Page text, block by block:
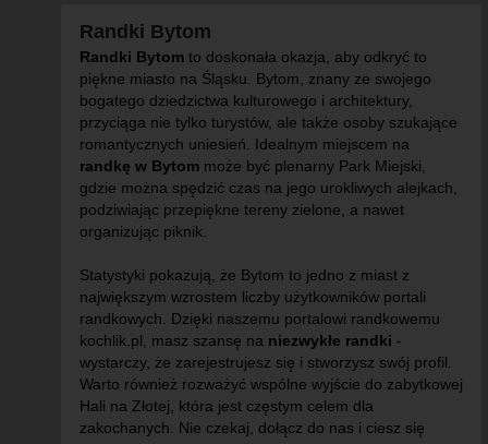
Randki Bytom
Randki Bytom to doskonała okazja, aby odkryć to
piękne miasto na Śląsku. Bytom, znany ze swojego
bogatego dziedzictwa kulturowego i architektury,
przyciąga nie tylko turystów, ale także osoby szukające
romantycznych uniesień. Idealnym miejscem na
randkę w Bytom może być plenarny Park Miejski,
gdzie można spędzić czas na jego urokliwych alejkach,
podziwiając przepiękne tereny zielone, a nawet
organizując piknik.
Statystyki pokazują, że Bytom to jedno z miast z
największym wzrostem liczby użytkowników portali
randkowych. Dzięki naszemu portalowi randkowemu
kochlik.pl, masz szansę na niezwykłe randki -
wystarczy, że zarejestrujesz się i stworzysz swój profil.
Warto również rozważyć wspólne wyjście do zabytkowej
Hali na Złotej, która jest częstym celem dla
zakochanych. Nie czekaj, dołącz do nas i ciesz się